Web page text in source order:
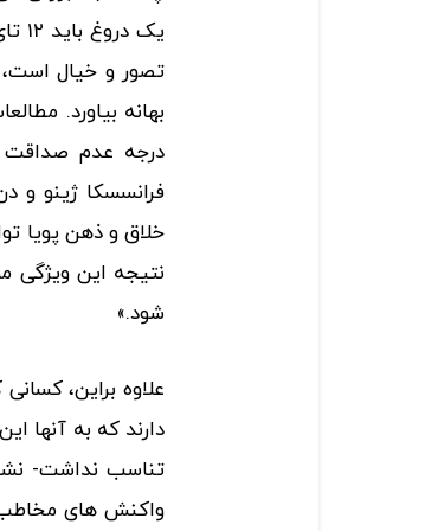
تصور و خیال
بهانه بیاورد.
درجه عدم صداقت
فرانسسکا ژینو و
خلاق و ذهن پویا
نتیجه این ویژگی
شود.»
علاوه براین،
دارند که به آنها
تناسب نداشت-
واکنش های